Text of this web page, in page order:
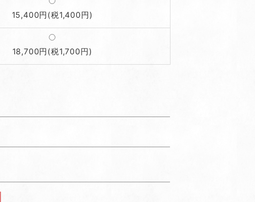
15,400円(税1,400円)
18,700円(税1,700円)